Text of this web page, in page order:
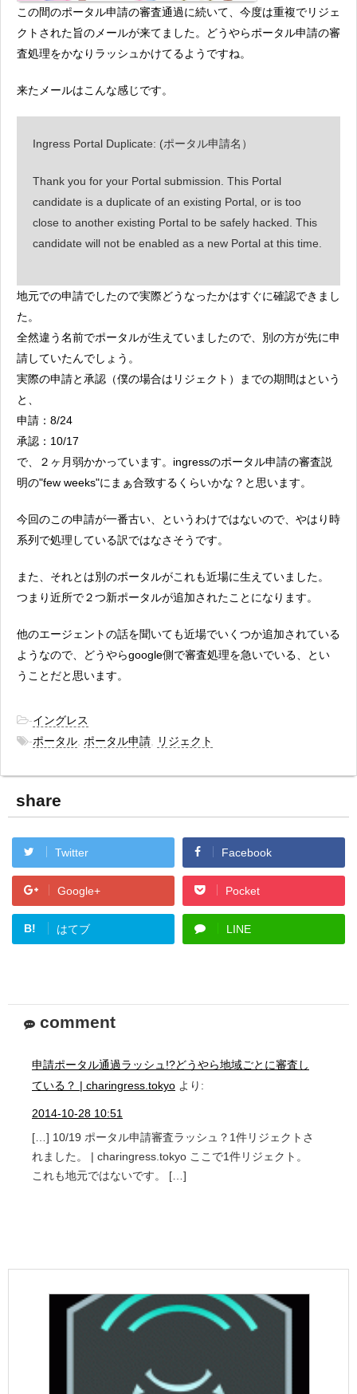
この間のポータル申請の審査通過に続いて、今度は重複でリジェ
クトされた旨のメールが来てました。どうやらポータル申請の審
査処理をかなりラッシュかけてるようですね。
来たメールはこんな感じです。
Ingress Portal Duplicate: (ポータル申請名）
Thank you for your Portal submission. This Portal
candidate is a duplicate of an existing Portal, or is too
close to another existing Portal to be safely hacked. This
candidate will not be enabled as a new Portal at this time.
地元での申請でしたので実際どうなったかはすぐに確認できまし
た。
全然違う名前でポータルが生えていましたので、別の方が先に申
請していたんでしょう。
実際の申請と承認（僕の場合はリジェクト）までの期間はという
と、
申請：8/24
承認：10/17
で、２ヶ月弱かかっています。ingressのポータル申請の審査説
明の"few weeks"にまぁ合致するくらいかな？と思います。
今回のこの申請が一番古い、というわけではないので、やはり時
系列で処理している訳ではなさそうです。
また、それとは別のポータルがこれも近場に生えていました。
つまり近所で２つ新ポータルが追加されたことになります。
他のエージェントの話を聞いても近場でいくつか追加されている
ようなので、どうやらgoogle側で審査処理を急いでいる、とい
うことだと思います。
-イングレス
-ポータル ポータル申請 リジェクト
share
Twitter Facebook
Google+ Pocket
B! はてブ LINE
comment
申請ポータル通過ラッシュ!?どうやら地域ごとに審査し
ている？ | charingress.tokyo より:
2014-10-28 10:51
[…] 10/19 ポータル申請審査ラッシュ？1件リジェクトさ
れました。 | charingress.tokyo ここで1件リジェクト。
これも地元ではないです。 […]